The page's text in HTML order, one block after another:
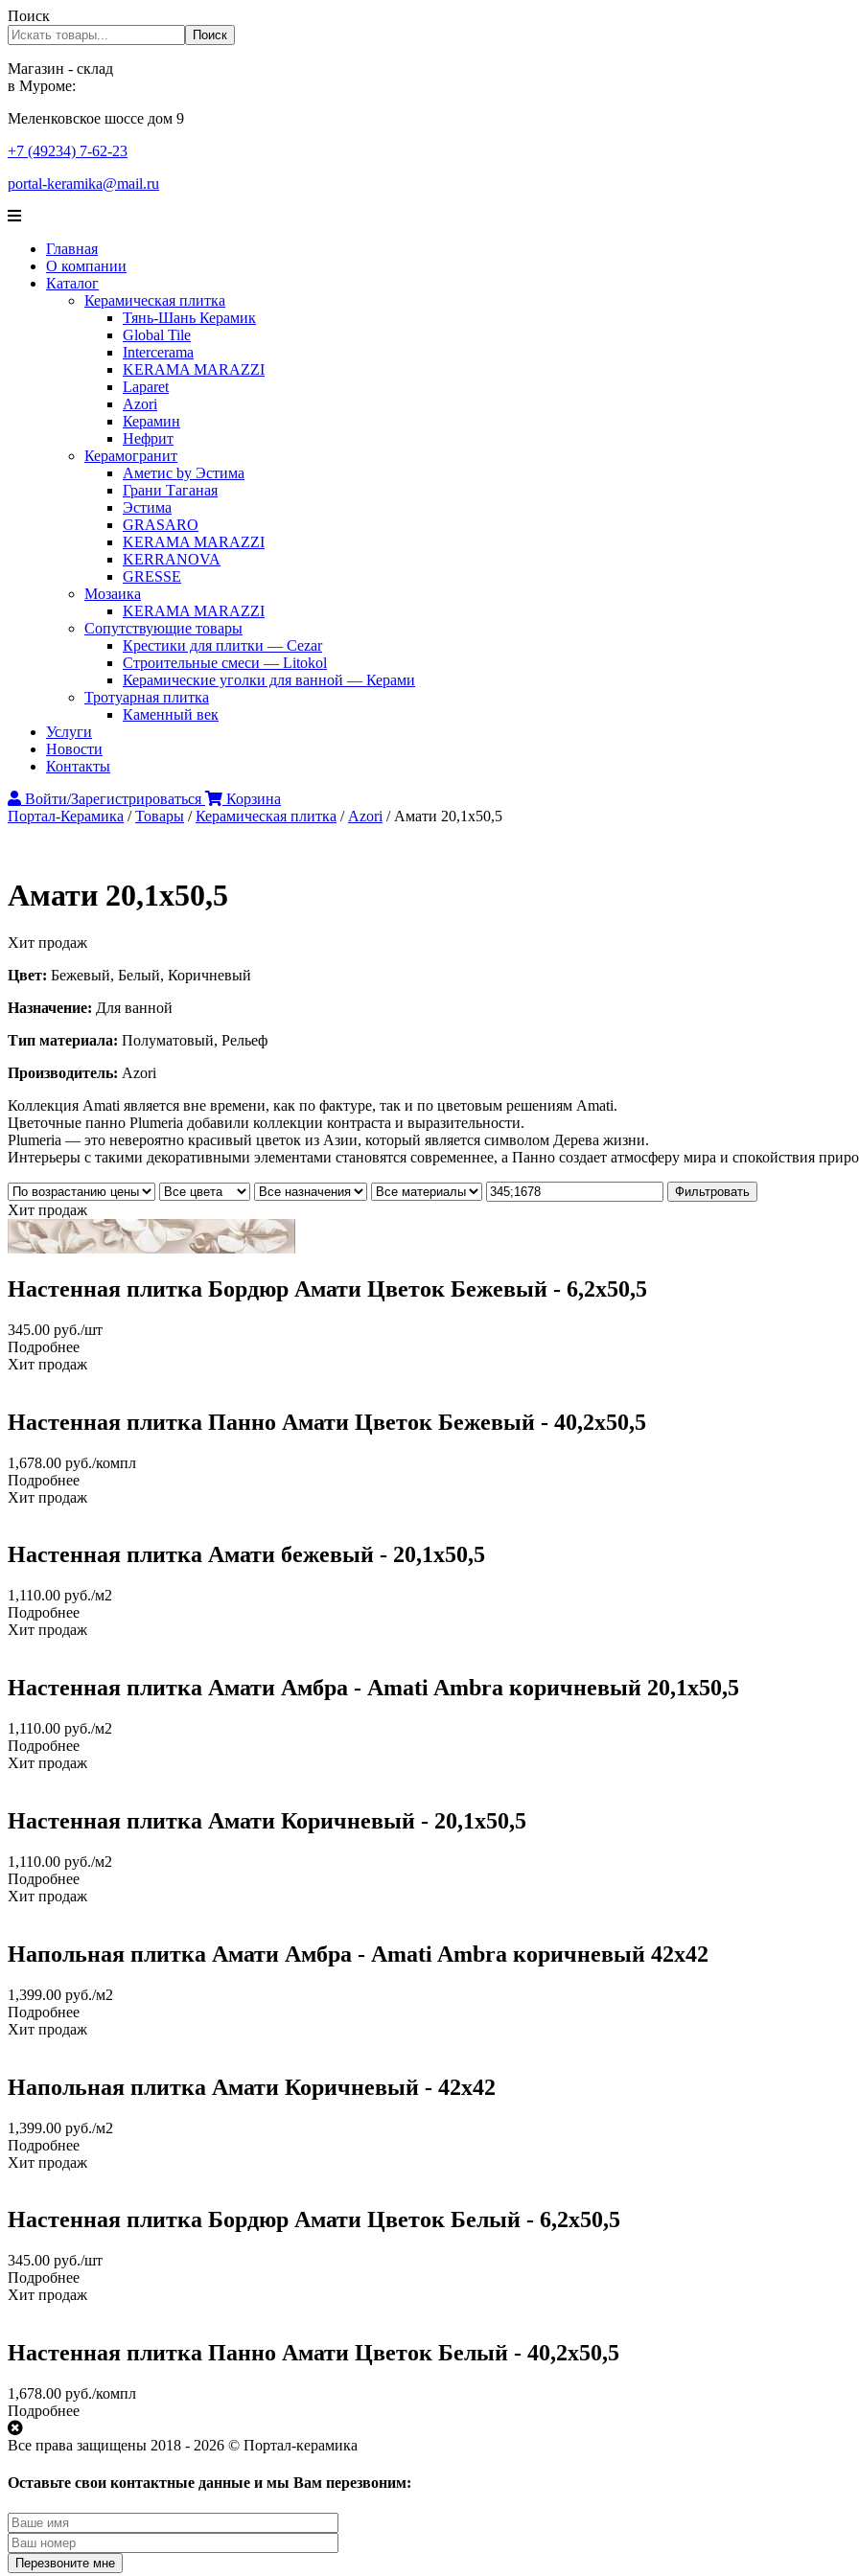
Поиск
Поиск
Магазин - склад
в Муроме:
Меленковское шоссе дом 9
+7 (49234) 7-62-23
portal-keramika@mail.ru
Главная
О компании
Каталог
Керамическая плитка
Тянь-Шань Керамик
Global Tile
Intercerama
KERAMA MARAZZI
Laparet
Аzori
Керамин
Нефрит
Керамогранит
Аметис by Эстима
Грани Таганая
Эстима
GRASARO
KERAMA MARAZZI
KERRANOVA
GRESSE
Мозаика
KERAMA MARAZZI
Сопутствующие товары
Крестики для плитки — Cezar
Строительные смеси — Litokol
Керамические уголки для ванной — Керами
Тротуарная плитка
Каменный век
Услуги
Новости
Контакты
Войти/Зарегистрироваться
Корзина
Портал-Керамика /Товары /Керамическая плитка / Аzori / Амати 20,1х50,5
Амати 20,1х50,5
Хит продаж
Цвет: Бежевый, Белый, Коричневый
Назначение: Для ванной
Тип материала: Полуматовый, Рельеф
Производитель: Azori
Коллекция Amati является вне времени, как по фактуре, так и по цветовым решениям Amati.
Цветочные панно Plumeria добавили коллекции контраста и выразительности.
Plumeria — это невероятно красивый цветок из Азии, который является символом Дерева жизни.
Интерьеры с такими декоративными элементами становятся современнее, а Панно создает атмосферу мира и спокойствия
Фильтровать
Хит продаж
Настенная плитка Бордюр Амати Цветок Бежевый - 6,2x50,5
345.00 руб./шт
Подробнее
Хит продаж
Настенная плитка Панно Амати Цветок Бежевый - 40,2x50,5
1,678.00 руб./компл
Подробнее
Хит продаж
Настенная плитка Амати бежевый - 20,1х50,5
1,110.00 руб./м2
Подробнее
Хит продаж
Настенная плитка Амати Амбра - Amati Ambra коричневый 20,1х50,5
1,110.00 руб./м2
Подробнее
Хит продаж
Настенная плитка Амати Коричневый - 20,1х50,5
1,110.00 руб./м2
Подробнее
Хит продаж
Напольная плитка Амати Амбра - Amati Ambra коричневый 42х42
1,399.00 руб./м2
Подробнее
Хит продаж
Напольная плитка Амати Коричневый - 42х42
1,399.00 руб./м2
Подробнее
Хит продаж
Настенная плитка Бордюр Амати Цветок Белый - 6,2x50,5
345.00 руб./шт
Подробнее
Хит продаж
Настенная плитка Панно Амати Цветок Белый - 40,2x50,5
1,678.00 руб./компл
Подробнее
Все права защищены 2018 - 2026 © Портал-керамика
Оставьте свои контактные данные и мы Вам перезвоним: